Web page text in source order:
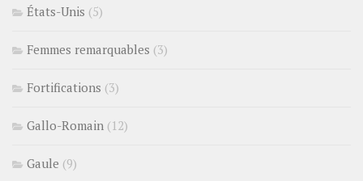
États-Unis (5)
Femmes remarquables (3)
Fortifications (3)
Gallo-Romain (12)
Gaule (9)